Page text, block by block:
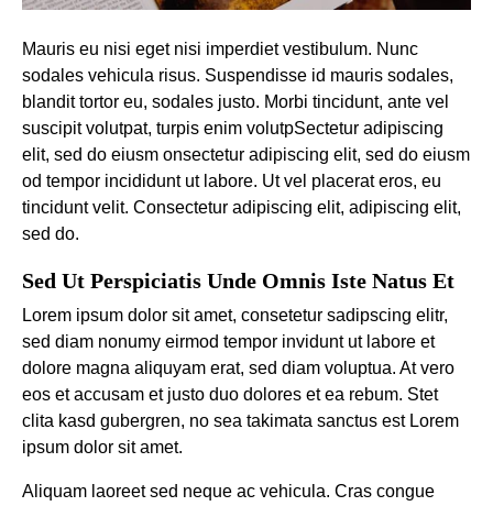
Mauris eu nisi eget nisi imperdiet vestibulum. Nunc
sodales vehicula risus. Suspendisse id mauris sodales,
blandit tortor eu, sodales justo. Morbi tincidunt, ante vel
suscipit volutpat, turpis enim volutpSectetur adipiscing
elit, sed do eiusm onsectetur adipiscing elit, sed do eiusm
od tempor incididunt ut labore. Ut vel placerat eros, eu
tincidunt velit. Consectetur adipiscing elit, adipiscing elit,
sed do.
Sed Ut Perspiciatis Unde Omnis Iste Natus Et
Lorem ipsum dolor sit amet, consetetur sadipscing elitr,
sed diam nonumy eirmod tempor invidunt ut labore et
dolore magna aliquyam erat, sed diam voluptua. At vero
eos et accusam et justo duo dolores et ea rebum. Stet
clita kasd gubergren, no sea takimata sanctus est Lorem
ipsum dolor sit amet.
Aliquam laoreet sed neque ac vehicula. Cras congue